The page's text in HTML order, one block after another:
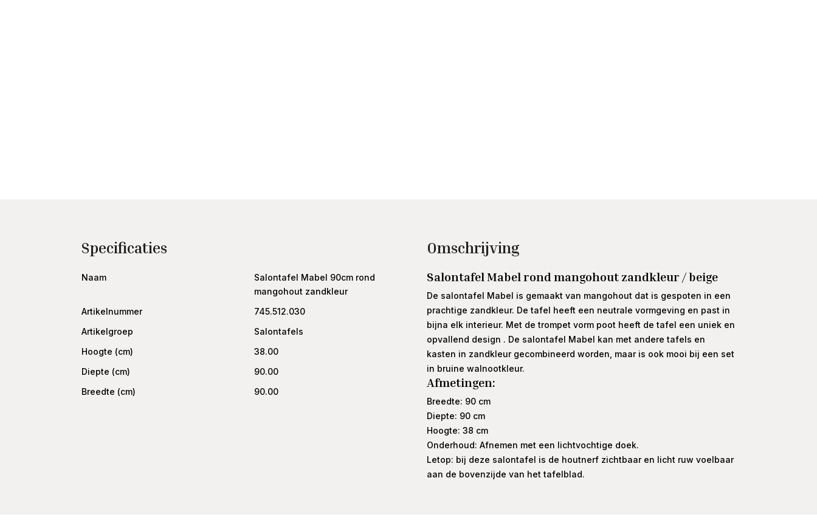
Specificaties
Naam
Salontafel Mabel 90cm rond
mangohout zandkleur
Artikelnummer
745.512.030
Artikelgroep
Salontafels
Hoogte (cm)
38.00
Diepte (cm)
90.00
Breedte (cm)
90.00
Omschrijving
Salontafel Mabel rond mangohout zandkleur / beige
De salontafel Mabel is gemaakt van mangohout dat is gespoten in een
prachtige zandkleur. De tafel heeft een neutrale vormgeving en past in
bijna elk interieur. Met de trompet vorm poot heeft de tafel een uniek en
opvallend design . De salontafel Mabel kan met andere tafels en
kasten in zandkleur gecombineerd worden, maar is ook mooi bij een set
in bruine walnootkleur.
Afmetingen:
Breedte: 90 cm
Diepte: 90 cm
Hoogte: 38 cm
Onderhoud: Afnemen met een lichtvochtige doek.
Letop: bij deze salontafel is de houtnerf zichtbaar en licht ruw voelbaar
aan de bovenzijde van het tafelblad.